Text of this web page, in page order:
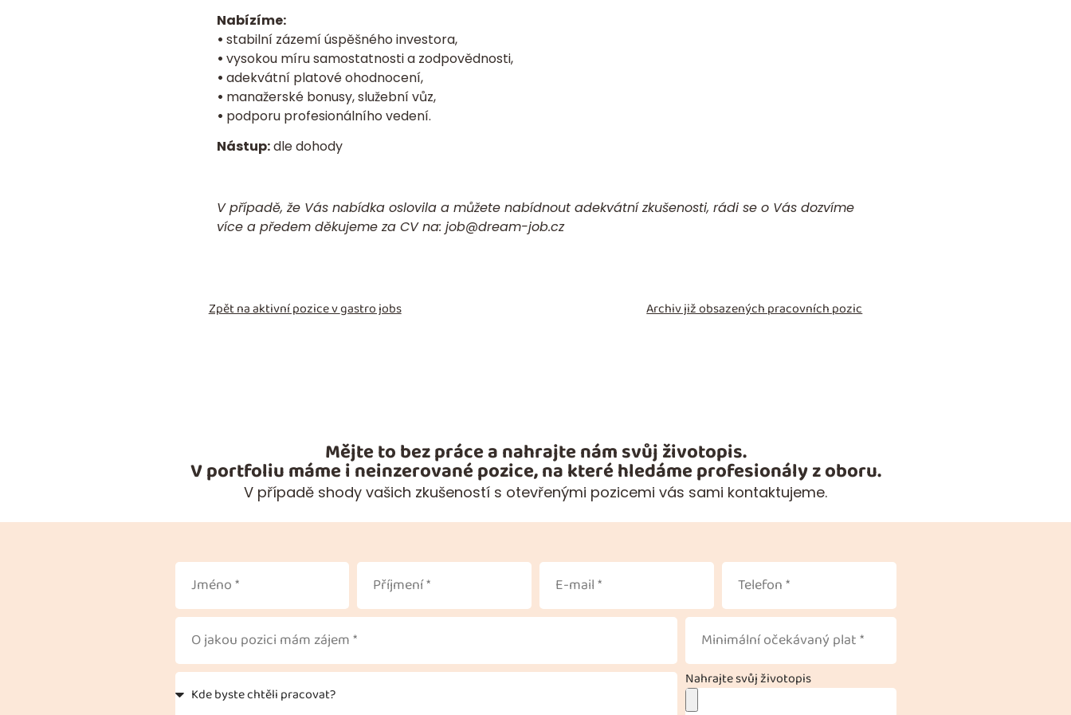
Nabízíme:
• stabilní zázemí úspěšného investora,
• vysokou míru samostatnosti a zodpovědnosti,
• adekvátní platové ohodnocení,
• manažerské bonusy, služební vůz,
• podporu profesionálního vedení.
Nástup:dle dohody
V případě, že Vás nabídka oslovila a můžete nabídnout adekvátní zkušenosti, rádi se o Vás dozvíme
více a předem děkujeme za CVna: job@dream-job.cz
Zpět na aktivní pozice vgastro jobs Archiv již obsazených pracovních pozic
Mějte to bez práce a nahrajte nám svůj životopis.
V portfoliu máme i neinzerované pozice, na které hledáme profesionály z oboru.
V případě shody vašich zkušeností s otevřenými pozicemi vás sami kontaktujeme.
Nahrajte svůj životopis